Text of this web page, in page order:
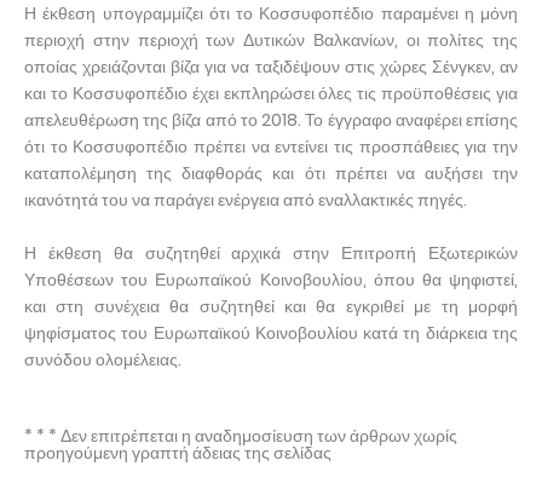
Η έκθεση υπογραμμίζει ότι το Κοσσυφοπέδιο παραμένει η μόνη
περιοχή στην περιοχή των Δυτικών Βαλκανίων, οι πολίτες της
οποίας χρειάζονται βίζα για να ταξιδέψουν στις χώρες Σένγκεν, αν
και το Κοσσυφοπέδιο έχει εκπληρώσει όλες τις προϋποθέσεις για
απελευθέρωση της βίζα από το 2018. Το έγγραφο αναφέρει επίσης
ότι το Κοσσυφοπέδιο πρέπει να εντείνει τις προσπάθειες για την
καταπολέμηση της διαφθοράς και ότι πρέπει να αυξήσει την
ικανότητά του να παράγει ενέργεια από εναλλακτικές πηγές.
Η έκθεση θα συζητηθεί αρχικά στην Επιτροπή Εξωτερικών
Υποθέσεων του Ευρωπαϊκού Κοινοβουλίου, όπου θα ψηφιστεί,
και στη συνέχεια θα συζητηθεί και θα εγκριθεί με τη μορφή
ψηφίσματος του Ευρωπαϊκού Κοινοβουλίου κατά τη διάρκεια της
συνόδου ολομέλειας.
* * * Δεν επιτρέπεται η αναδημοσίευση των άρθρων χωρίς
προηγούμενη γραπτή άδειας της σελίδας